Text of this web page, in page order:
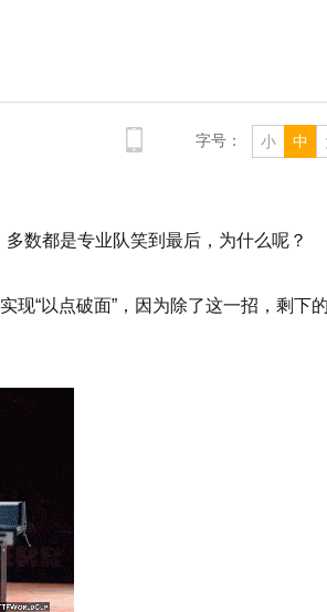
小 中
字号：
数都是专业队笑到最后，为什么呢？
现“以点破面”，因为除了这一招，剩下